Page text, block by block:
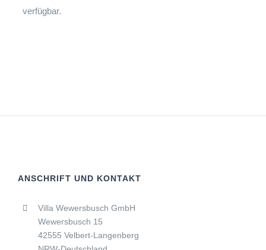
verfügbar.
ANSCHRIFT UND KONTAKT
Villa Wewersbusch GmbH
Wewersbusch 15
42555 Velbert-Langenberg